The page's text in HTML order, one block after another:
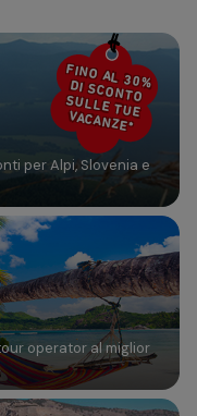
FINO AL 30%
DI SCONTO
SULLE TUE
VACANZE*
per Alpi, Slovenia e
operator al miglior